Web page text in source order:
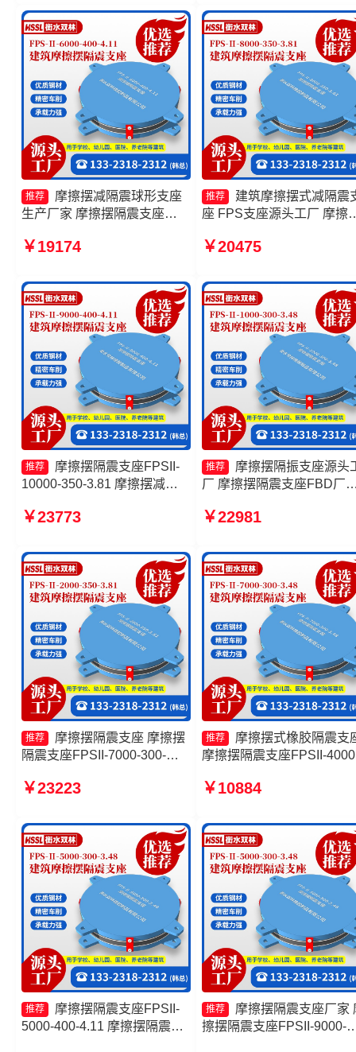
家
推荐
摩擦摆减隔震球形支座
生产厂家 摩擦摆隔震支座
擦摆式橡胶隔震支座 建筑摩擦
￥19174
推荐
建筑摩擦摆式减隔震
座 FPS支座源头工厂 摩擦
3.48 建筑摩擦摆式减震支
￥20475
推荐
摩擦摆隔震支座FPSII-
10000-350-3.81 摩擦摆减隔
厂 摩擦摆隔震支座厂家 摩擦
￥23773
推荐
摩擦摆隔振支座源头
厂 摩擦摆隔震支座FBD厂
套生产厂家 FPS隔震支座
￥22981
推荐
摩擦摆隔震支座 摩擦摆
隔震支座FPSII-7000-300-
9000-300-3.48 摩擦复摆隔震
￥23223
推荐
摩擦摆式橡胶隔震支
摩擦摆隔震支座FPSII-
FPSII-5000-350-3.81生产
￥10884
推荐
摩擦摆隔震支座FPSII-
5000-400-4.11 摩擦摆隔震支
推荐
摩擦摆隔震支座厂家
擦摆隔震支座FPSII-9000-